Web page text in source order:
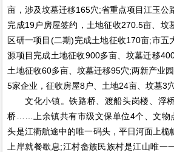
亩，涉及坟墓迁移165穴;省重点项目江玉公
完成19户房屋签约，土地征收270.5亩、坟
区研一项目(二期)完成土地征收170亩;市五
源项目完成土地征收900多亩、坟墓迁移
土地征收60多亩、坟墓迁移95穴;两新产业
5家企业，征收房屋8户、土地24亩、坟墓3穴
文化小镇。铁路桥、渡船头岗楼、浮
桥……上余镇共有市级文保单位4个、文物
头是江衢航途中的唯一码头，平日河面上桅
上岸就餐歇息;江村畲族民族村是江山唯一